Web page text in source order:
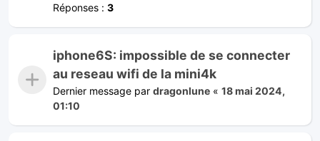
Réponses : 3
iphone6S: impossible de se connecter
au reseau wifi de la mini4k
Dernier message par dragonlune « 18 mai 2024,
01:10